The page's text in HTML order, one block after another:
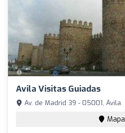
Avila Visitas Guiadas
Av. de Madrid 39 - 05001, Ávila
Mapa